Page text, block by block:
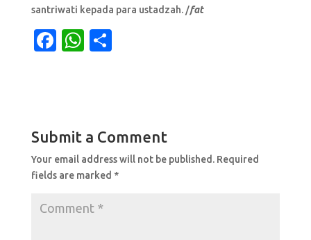
santriwati kepada para ustadzah. /fat
F
b
o
o
W
A
p
p
Submit a Comment
Your email address will not be published. Required
fields are marked *